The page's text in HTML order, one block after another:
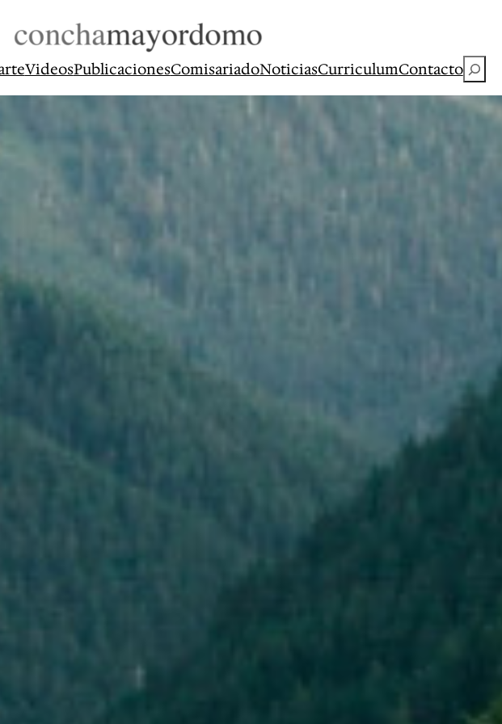
VideosPublicacionesComisariadoNoticiasCurriculumContactoBuscar